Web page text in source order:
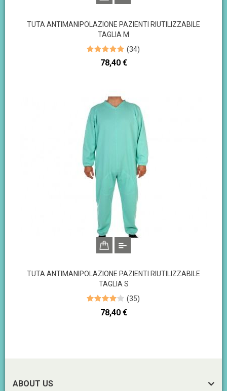
TUTA ANTIMANIPOLAZIONE PAZIENTI RIUTILIZZABILE
TAGLIA M
(34)
Prezzo
78,40 €
TUTA ANTIMANIPOLAZIONE PAZIENTI RIUTILIZZABILE
TAGLIA S
(35)
Prezzo
78,40 €
ABOUT US